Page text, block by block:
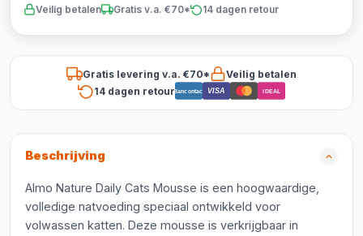
Veilig betalen Gratis v.a. €70* 14 dagen retour
Gratis levering v.a. €70*
Veilig betalen
14 dagen retourBancontact VISA iDEAL
Beschrijving
Almo Nature Daily Cats Mousse is een hoogwaardige,
volledige natvoeding speciaal ontwikkeld voor
volwassen katten. Deze mousse is verkrijgbaar in